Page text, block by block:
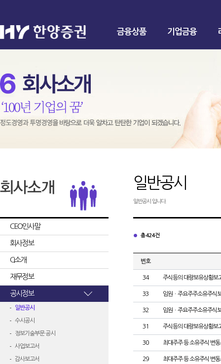
금융상품 기업금융
CEO인사말
회사정보
CI소개
재무정보
공시정보
일반공시
수시공시
정보기술부문 공시
사업보고서
감사보고서
일반공시
일반공시 입니다.
총 424건
번호
34 주식등의 대량보유상황보
33 임원ㆍ주요주주소유주식
32 임원ㆍ주요주주소유주식
31 주식등의 대량보유상황보
30 최대주주 등 소유주식 변
29 최대주주 등 소유주식 변